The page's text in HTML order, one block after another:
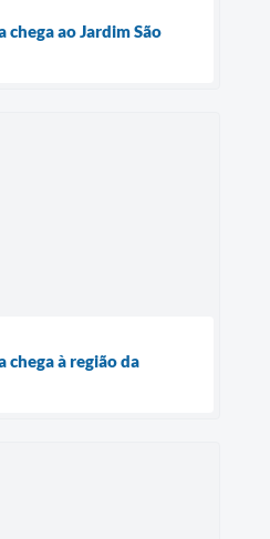
chega ao Jardim São
chega à região da